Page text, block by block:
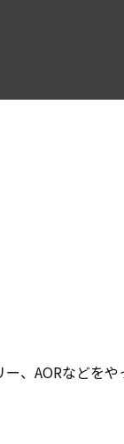
、AORなどを